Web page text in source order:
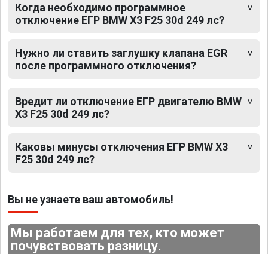
Когда необходимо программное
отключение ЕГР BMW X3 F25 30d 249 лс?
Нужно ли ставить заглушку клапана EGR
после программного отключения?
Вредит ли отключение ЕГР двигателю BMW
X3 F25 30d 249 лс?
Каковы минусы отключения ЕГР BMW X3
F25 30d 249 лс?
Вы не узнаете ваш автомобиль!
Мы работаем для тех, кто может
почувствовать разницу.